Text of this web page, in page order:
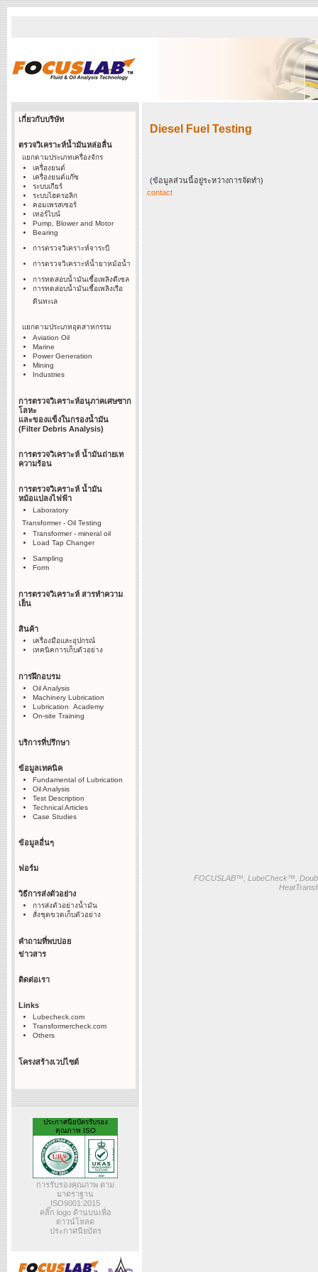
เกี่ยวกับบริษัท
ตรวจวิเคราะห์น้ำมันหล่อลื่น
แยกตามประเภทเครื่องจักร
เครื่องยนต์
เครื่องยนต์แก๊ซ
ระบบเกียร์
ระบบไฮดรอลิก
คอมเพรสเซอร์
เทอร์ไบน์
Pump, Blower and Motor
Bearing
การตรวจวิเคราะห์จาระบี
การตรวจวิเคราะห์น้ำยาหม้อน้ำ
การทดสอบน้ำมันเชื้อเพลิงดีเซล
การทดสอบน้ำมันเชื้อเพลิงเรือ
ดินทะเล
แยกตามประเภทอุตสาหกรรม
Aviation Oil
Marine
Power Generation
Mining
Industries
การตรวจวิเคราะห์อนุภาคเศษซาก
โลหะ
และของแข็งในกรองน้ำมัน
(Filter Debris Analysis)
การตรวจวิเคราะห์ น้ำมันถ่ายเท
ความร้อน
การตรวจวิเคราะห์ น้ำมัน
หม้อแปลงไฟฟ้า
Laboratory
Transformer - Oil Testing
Transformer - mineral oil
Load Tap Changer
Sampling
Form
การตรวจวิเคราะห์ สารทำความ
เย็น
สินค้า
เครื่องมือและอุปกรณ์
เทคนิคการเก็บตัวอย่าง
การฝึกอบรม
Oil Analysis
Machinery Lubrication
Lubrication Academy
On-site Training
บริการที่ปรึกษา
ข้อมูลเทคนิค
Fundamental of Lubrication
Oil Analysis
Test Description
Technical Articles
Case Studies
ข้อมูลอื่นๆ
ฟอร์ม
วิธีการส่งตัวอย่าง
การส่งตัวอย่างน้ำมัน
สั่งชุดขวดเก็บตัวอย่าง
คำถามที่พบบ่อย
ข่าวสาร
ติดต่อเรา
Links
Lubecheck.com
Transformercheck.com
Others
โครงสร้างเวปไซต์
ประกาศนียบัตรรับรอง
คุณภาพ ISO
การรับรองคุณภาพ ตาม
มาตราฐาน
ISO9001:2015
คลิ๊ก logo ด้านบนเพื่อ
ดาวน์โหลด
ประกาศนียบัตร
Diesel Fuel Testing
(ข้อมูลส่วนนี้อยู่ระหว่างการจัดทำ)
contact
FOCUSLAB™, LubeCheck™,